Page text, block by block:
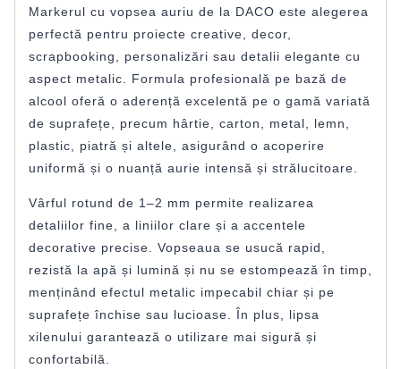
Markerul cu vopsea auriu de la DACO este alegerea
perfectă pentru proiecte creative, decor,
scrapbooking, personalizări sau detalii elegante cu
aspect metalic. Formula profesională pe bază de
alcool oferă o aderență excelentă pe o gamă variată
de suprafețe, precum hârtie, carton, metal, lemn,
plastic, piatră și altele, asigurând o acoperire
uniformă și o nuanță aurie intensă și strălucitoare.
Vârful rotund de 1–2 mm permite realizarea
detaliilor fine, a liniilor clare și a accentele
decorative precise. Vopseaua se usucă rapid,
rezistă la apă și lumină și nu se estompează în timp,
menținând efectul metalic impecabil chiar și pe
suprafețe închise sau lucioase. În plus, lipsa
xilenului garantează o utilizare mai sigură și
confortabilă.